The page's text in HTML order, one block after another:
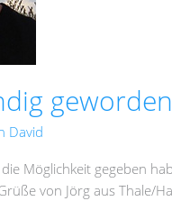
geworden
David
Möglichkeit gegeben
von Jörg aus Thale/